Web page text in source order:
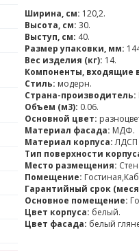
Ширина, см: 120,2.
Высота, см: 30.
Выступ, см: 40.
Размер упаковки, мм:
Вес изделия (кг): 14.
Компоненты, входящие
Стиль: модерн.
Страна-производитель:
Объем (м3): 0.06.
Основной цвет:
Материал фасада: МДФ.
Материал корпуса:ЛДСП
Тип поверхности
Место размещения:
Помещение:
Гарантийный срок
Основное помещение:
Цвет корпуса: белый.
Цвет фасада: белый